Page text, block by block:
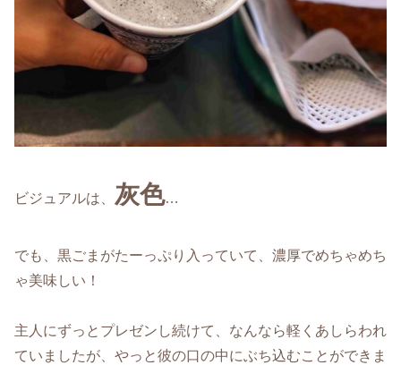
ビジュアルは、 灰色…
でも、黒ごまがたーっぷり入っていて、濃厚でめちゃめち
ゃ美味しい！
主人にずっとプレゼンし続けて、なんなら軽くあしらわれ
ていましたが、やっと彼の口の中にぶち込むことができま